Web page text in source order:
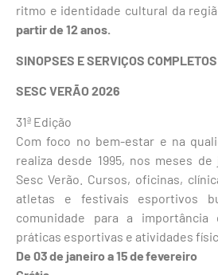
ritmo e identidade cultural da
partir de 12 anos.
SINOPSES E SERVIÇOS COMPLETOS
SESC VERÃO 2026
31ª Edição
Com foco no bem-estar e na
realiza desde 1995, nos meses
Sesc Verão. Cursos, oficinas,
atletas e festivais esportivos
comunidade para a importância
práticas esportivas e atividades
De 03 de janeiro a 15 de fevereiro